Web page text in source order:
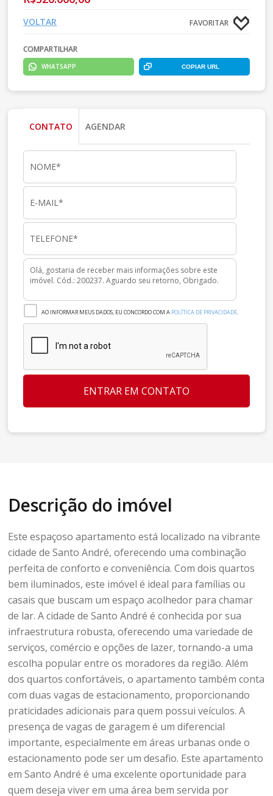
FAVORITAR
VOLTAR
COMPARTILHAR
WHATSAPP COPIAR URL
CONTATO AGENDAR
AO INFORMAR MEUS DADOS, EU CONCORDO COM A POLÍTICA DE PRIVACIDADE.
ENTRAR EM CONTATO
Descrição do imóvel
Este espaçoso apartamento está localizado na vibrante
cidade de Santo André, oferecendo uma combinação
perfeita de conforto e conveniência. Com dois quartos
bem iluminados, este imóvel é ideal para famílias ou
casais que buscam um espaço acolhedor para chamar
de lar. A cidade de Santo André é conhecida por sua
infraestrutura robusta, oferecendo uma variedade de
serviços, comércio e opções de lazer, tornando-a uma
escolha popular entre os moradores da região. Além
dos quartos confortáveis, o apartamento também conta
com duas vagas de estacionamento, proporcionando
praticidades adicionais para quem possui veículos. A
presença de vagas de garagem é um diferencial
importante, especialmente em áreas urbanas onde o
estacionamento pode ser um desafio. Este apartamento
em Santo André é uma excelente oportunidade para
quem deseja viver em uma área bem servida por